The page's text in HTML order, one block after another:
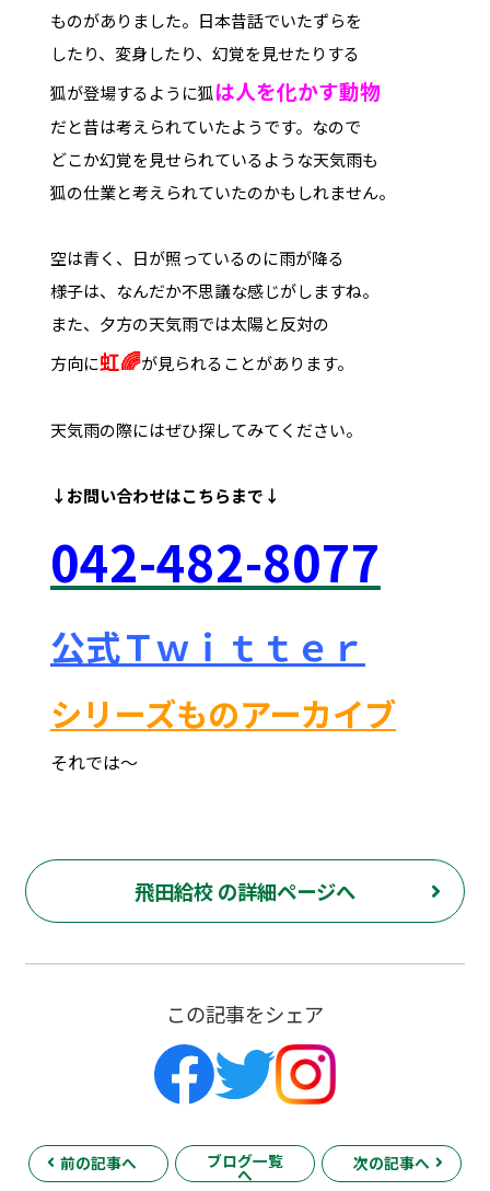
ものがありました。日本昔話でいたずらを
したり、変身したり、幻覚を見せたりする
狐が登場するように狐は人を化かす動物
だと昔は考えられていたようです。なので
どこか幻覚を見せられているような天気雨も
狐の仕業と考えられていたのかもしれません。
空は青く、日が照っているのに雨が降る
様子は、なんだか不思議な感じがしますね。
また、夕方の天気雨では太陽と反対の
方向に虹🌈が見られることがあります。
天気雨の際にはぜひ探してみてください。
↓お問い合わせはこちらまで↓
042-482-8077
公式Ｔｗｉｔｔｅｒ
シリーズものアーカイブ
それでは～
飛田給校 の詳細ページへ
この記事をシェア
前の記事へ ブログ一覧
へ
次の記事へ